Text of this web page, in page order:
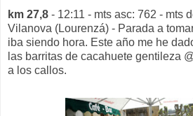
km 27,8 - 12:11 - mts asc: 762 - mts
Vilanova (Lourenzá) - Parada a
iba siendo hora. Este año me he
las barritas de cacahuete gentileza
a los callos.